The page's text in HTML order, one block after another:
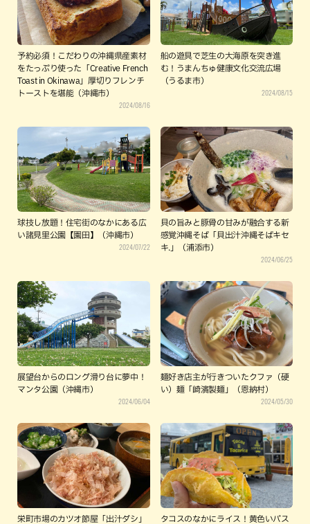
予約必須！こだわりの沖縄県産素材
をたっぷり使った「Creative French
Toast in Okinawa」厚切りフレンチ
トーストを堪能（沖縄市）
2024/08/16
船の遊具で芝生の大海原を突き進
む！うまんちゅ健康文化交流広場
（うるま市）
2024/08/15
球技し放題！住宅街のなかにある広
い諸見里公園【園田】（沖縄市）
2024/07/22
貝の旨みと豚骨の甘みが融合する新
感覚沖縄そば「貝出汁沖縄そばキセ
キ.」（浦添市）
2024/06/25
展望台からのロング滑り台に夢中！
マンタ公園（沖縄市）
2024/06/04
麺好き店主が行きついたクファ（硬
い）麺「崎濱製麺」（恩納村）
2024/05/30
栄町市場のカツオ節屋「出汁ダシ」
タコスのなかにライス！黄色いバス